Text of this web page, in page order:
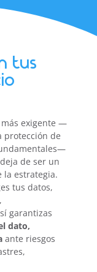
tus
exigente —
protección de
de ser un
la estrategia.
tus datos,
garantizas
dato,
ante riesgos